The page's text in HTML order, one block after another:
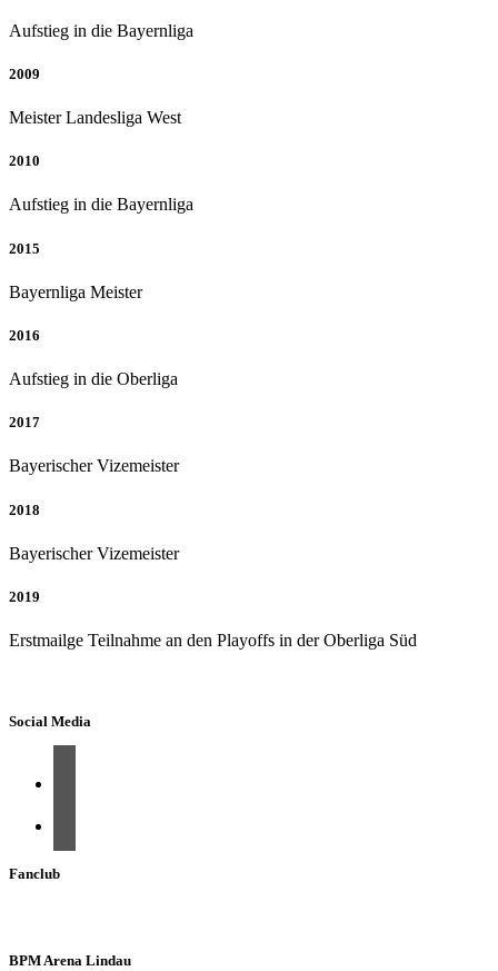
Aufstieg in die Bayernliga
2009
Meister Landesliga West
2010
Aufstieg in die Bayernliga
2015
Bayernliga Meister
2016
Aufstieg in die Oberliga
2017
Bayerischer Vizemeister
2018
Bayerischer Vizemeister
2019
Erstmailge Teilnahme an den Playoffs in der Oberliga Süd
Social Media
Fanclub
BPM Arena Lindau